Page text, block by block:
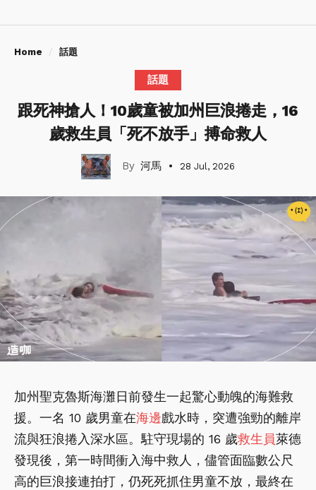
Home 話題
話題
跟死神搶人！10歲童被加州巨浪捲走，16
歲救生員「死不放手」搏命救人
河馬 28 Jul, 2026
加州聖克魯斯海灘日前發生一起驚心動魄的海難救
援。一名 10 歲男童在海邊戲水時，突遭強勁的離岸
流與狂浪捲入深水區。駐守現場的 16 歲救生員萊德
發現後，第一時間衝入海中救人，儘管面臨數公尺
高的巨浪接連拍打，仍死死抓住男童不放，最終在